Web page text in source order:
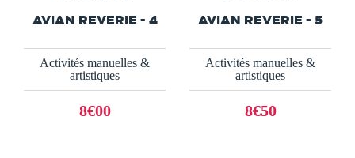
AVIAN REVERIE - 4
Activités manuelles &
artistiques
8€00
AVIAN REVERIE - 5
Activités manuelles &
artistiques
8€50